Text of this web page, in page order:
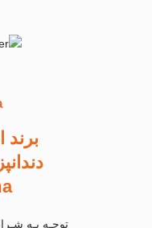
برند
توجـه بـه